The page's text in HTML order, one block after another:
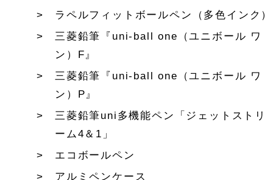
ラペルフィットボールペン（多色インク）
三菱鉛筆『uni-ball one（ユニボール ワ
ン）F』
三菱鉛筆『uni-ball one（ユニボール ワ
ン）P』
三菱鉛筆uni多機能ペン「ジェットストリ
ーム4＆1」
エコボールペン
アルミペンケース